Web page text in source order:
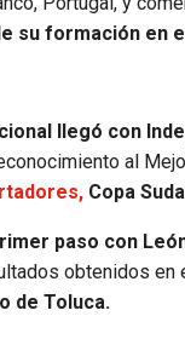
su formación en
llegó con
al
Copa
paso con
obtenidos en
de Toluca.